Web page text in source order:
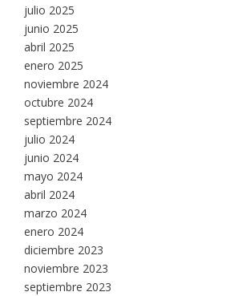
julio 2025
junio 2025
abril 2025
enero 2025
noviembre 2024
octubre 2024
septiembre 2024
julio 2024
junio 2024
mayo 2024
abril 2024
marzo 2024
enero 2024
diciembre 2023
noviembre 2023
septiembre 2023